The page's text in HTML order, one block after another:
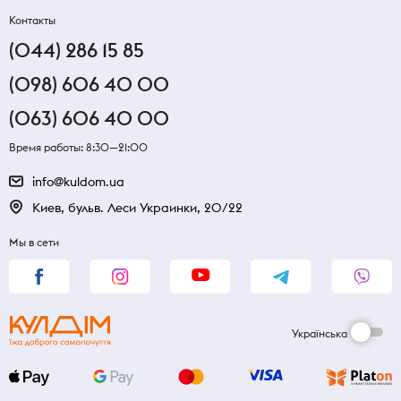
Контакты
(044) 286 15 85
(098) 606 40 00
(063) 606 40 00
Время работы: 8:30—21:00
info@kuldom.ua
Киев, бульв. Леси Украинки, 20/22
Мы в сети
Українська